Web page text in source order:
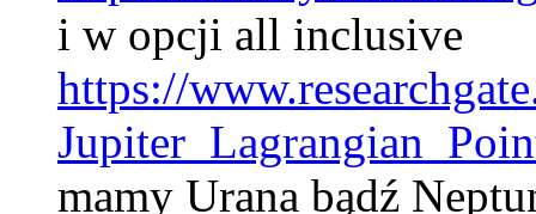
i w opcji all inclusive
https://
mamy Urana bądź